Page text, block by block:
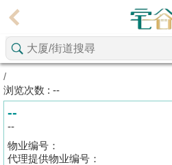
理
主
搵
成
交
/
浏览次数 : --
--
--
物业编号：
代理提供物业编号：